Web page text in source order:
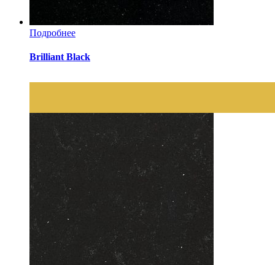
Подробнее
Brilliant Black